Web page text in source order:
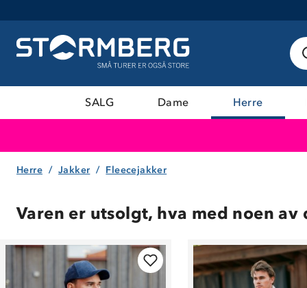
SALG Dame Herre
Herre Jakker Fleecejakker
Varen er utsolgt, hva med noen av